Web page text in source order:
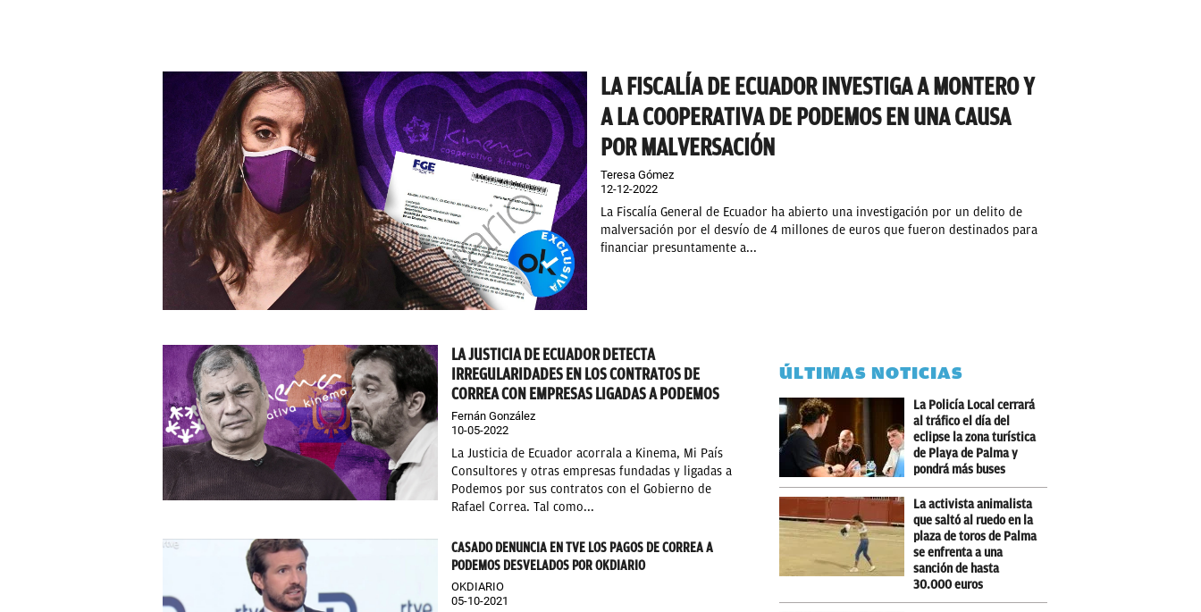
LA FISCALÍA DE ECUADOR INVESTIGA A MONTERO Y
A LA COOPERATIVA DE PODEMOS EN UNA CAUSA
POR MALVERSACIÓN
Teresa Gómez
12-12-2022
La Fiscalía General de Ecuador ha abierto una investigación por un delito de
malversación por el desvío de 4 millones de euros que fueron destinados para
financiar presuntamente a...
LA JUSTICIA DE ECUADOR DETECTA
IRREGULARIDADES EN LOS CONTRATOS DE
CORREA CON EMPRESAS LIGADAS A PODEMOS
Fernán González
10-05-2022
La Justicia de Ecuador acorrala a Kinema, Mi País
Consultores y otras empresas fundadas y ligadas a
Podemos por sus contratos con el Gobierno de
Rafael Correa. Tal como...
CASADO DENUNCIA EN TVE LOS PAGOS DE CORREA A
PODEMOS DESVELADOS POR OKDIARIO
OKDIARIO
05-10-2021
ÚLTIMAS NOTICIAS
La Policía Local cerrará
al tráfico el día del
eclipse la zona turística
de Playa de Palma y
pondrá más buses
La activista animalista
que saltó al ruedo en la
plaza de toros de Palma
se enfrenta a una
sanción de hasta
30.000 euros